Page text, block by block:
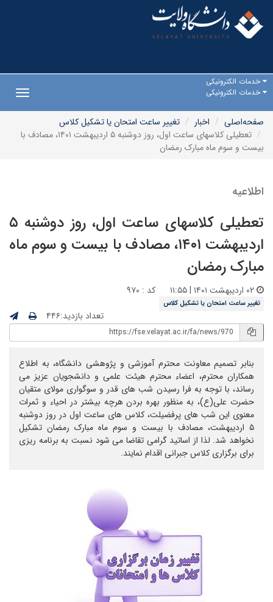
خدمات الکترونیکی
خدمات الکترونیکی
صفحه‌اصلی
اخبار
تغییر ساعت امتحان یا تشکیل کلاس
تعطیلی کلاسهای ساعت اول، روز دوشنبه ۵ اردیبهشت ۱۴۰۱، مصادف با
بیست و سوم ماه مبارک رمضان
اطلاعیه
تعطیلی کلاسهای ساعت اول، روز دوشنبه ۵
اردیبهشت ۱۴۰۱، مصادف با بیست و سوم ماه
مبارک رمضان
کد : ۹۷۰
تغییر ساعت امتحان یا تشکیل کلاس
تعداد بازدید:۴۴۶
بنابر تصمیم معاونت محترم آموزشی و پژوهشی دانشگاه، به اطلاع
همکاران محترم، اعضاء محترم هیئت علمی و دانشجویان عزیز می
رساند، با توجه به فرا رسیدن شب‌ های قدر و سوگواری مولای متقیان
حضرت علی(ع)، به منظور بهره بردن هرچه بیشتر در احیاء و ثمرات
معنوی این شب های پرفضیلت، کلاس های ساعت اول در روز دوشنبه
۵ اردیبهشت، مصادف با بیست و سوم ماه مبارک رمضان تشکیل
نخواهد شد. لذا از اساتید گرامی تقاضا می شود نسبت به برنامه ریزی
برای برگزاری کلاس جبرانی اقدام نمایند.